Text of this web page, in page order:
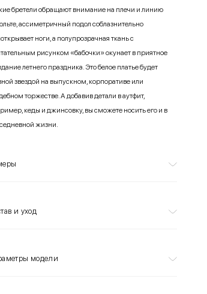
бретели обращают внимание на плечи и линию
ассиметричный подол соблазнительно
ноги, а полупрозрачная ткань с
рисунком «бабочки» окунает в приятное
летнего праздника. Это белое платье будет
звездой на выпускном, корпоративе или
торжестве. А добавив детали в аутфит,
кеды и джинсовку, вы сможете носить его и в
жизни.
и уход
модели